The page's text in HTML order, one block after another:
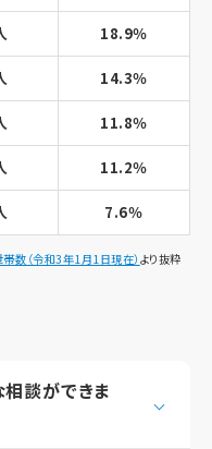
18.9％
14.3％
11.8％
11.2％
7.6％
数（令和3年1月1日現在） より抜粋
談ができま